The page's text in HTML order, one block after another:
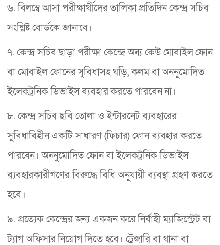
৬. বিলম্বে আসা পরীক্ষার্থীদের তালিকা প্রতিদিন কেন্দ্র সচিব
সংশ্লিষ্ট বোর্ডকে জানাবে।
৭. কেন্দ্র সচিব ছাড়া পরীক্ষা কেন্দ্রে অন্য কেউ মোবাইল ফোন
বা মোবাইল ফোনের সুবিধাসহ ঘড়ি, কলম বা অননুমোদিত
ইলেকট্রনিক ডিভাইস ব্যবহার করতে পারবেন না।
৮. কেন্দ্র সচিব ছবি তোলা ও ইন্টারনেট ব্যবহারের
সুবিধাবিহীন একটি সাধারণ (ফিচার) ফোন ব্যবহার করতে
পারবেন। অননুমোদিত ফোন বা ইলেকট্রনিক ডিভাইস
ব্যবহারকারীগণের বিরুদ্ধে বিধি অনুযায়ী ব্যবস্থা গ্রহণ করতে
হবে।
৯. প্রত্যেক কেন্দ্রের জন্য একজন করে নির্বাহী ম্যাজিস্ট্রেট বা
ট্যাগ অফিসার নিয়োগ দিতে হবে। ট্রেজারি বা থানা বা